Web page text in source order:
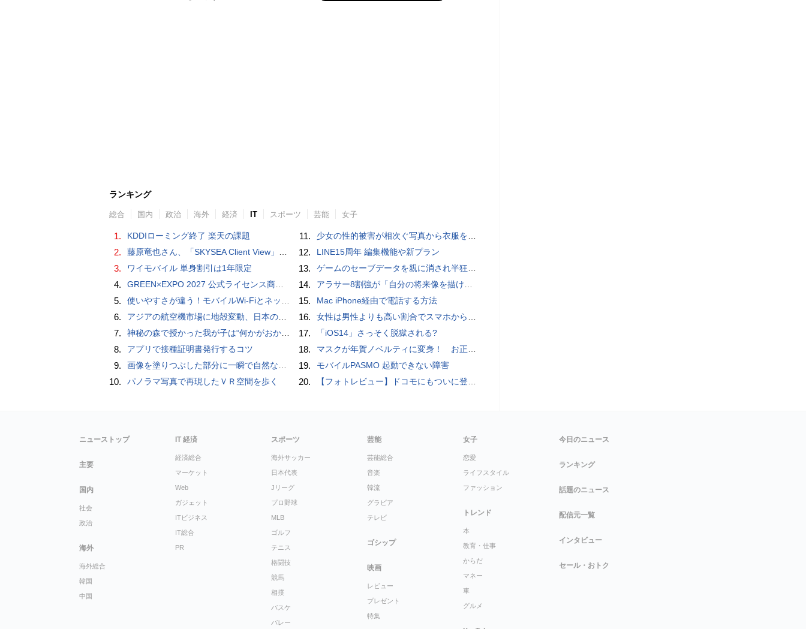
ランキング
総合 国内 政治 海外 経済 IT スポーツ 芸能 女子
1. KDDIローミング終了 楽天の課題
2. 藤原竜也さん、「SKYSEA Client View」新CMで「AI労務改善」をアピール 働き方をAIが分析したら「すぐに休んで」と言われる？
3. ワイモバイル 単身割引は1年限定
4. GREEN×EXPO 2027 公式ライセンス商品！初の「トゥンクトゥンク」公式LINEスタンプ、販売開始
5. 使いやすさが違う！モバイルWi-FiとネットHDD【PC-DIY 秋の陣】
6. アジアの航空機市場に地殻変動、日本のサプライヤーに影響も
7. 神秘の森で授かった我が子は“何かがおかしい”『ナイトボーン -夜哭-』本編映像解禁 母の絶叫顔うちわが全国の劇場に［ホラー通信］
8. アプリで接種証明書発行するコツ
9. 画像を塗りつぶした部分に一瞬で自然な画像を補完する技術を早稲田大学の研究者が開発
10. パノラマ写真で再現したＶＲ空間を歩く
11. 少女の性的被害が相次ぐ写真から衣服を剥ぎ取るAIポルノアプリ「ClothOff」の背後にいる人物とは？
12. LINE15周年 編集機能や新プラン
13. ゲームのセーブデータを親に消され半狂乱になった少年
14. アラサー8割強が「自分の将来像を描けない」。正社員の5人に1人が副業で収入。将来のために一番稼げる副業とは？
15. Mac iPhone経由で電話する方法
16. 女性は男性よりも高い割合でスマホからポルノを見ていることが人気アダルトサイトの調査で判明
17. 「iOS14」さっそく脱獄される?
18. マスクが年賀ノベルティに変身！ お正月特別パッケージの注文受付開始
19. モバイルPASMO 起動できない障害
20. 【フォトレビュー】ドコモにもついに登場！「サイクロイドスタイル」
ニューストップ
主要
国内
社会
政治
海外
海外総合
韓国
中国
IT 経済
経済総合
マーケット
Web
ガジェット
ITビジネス
IT総合
PR
スポーツ
海外サッカー
日本代表
Jリーグ
プロ野球
MLB
ゴルフ
テニス
格闘技
競馬
相撲
バスケ
バレー
芸能
芸能総合
音楽
韓流
グラビア
テレビ
ゴシップ
映画
レビュー
プレゼント
特集
女子
恋愛
ライフスタイル
ファッション
トレンド
本
教育・仕事
からだ
マネー
車
グルメ
今日のニュース
ランキング
話題のニュース
配信元一覧
インタビュー
セール・おトク